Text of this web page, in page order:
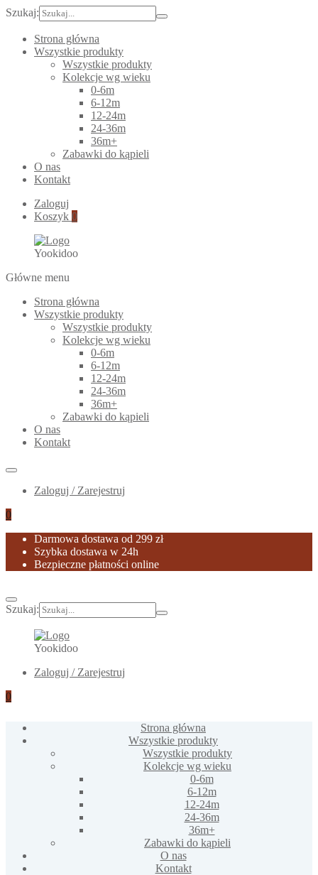
Szukaj:
Strona główna
Wszystkie produkty
Wszystkie produkty
Kolekcje wg wieku
0-6m
6-12m
12-24m
24-36m
36m+
Zabawki do kąpieli
O nas
Kontakt
Zaloguj
Koszyk 0
Yookidoo
Główne menu
Strona główna
Wszystkie produkty
Wszystkie produkty
Kolekcje wg wieku
0-6m
6-12m
12-24m
24-36m
36m+
Zabawki do kąpieli
O nas
Kontakt
Zaloguj / Zarejestruj
0
Darmowa dostawa od 299 zł
Szybka dostawa w 24h
Bezpieczne płatności online
Szukaj:
Yookidoo
Zaloguj / Zarejestruj
0
Strona główna
Wszystkie produkty
Wszystkie produkty
Kolekcje wg wieku
0-6m
6-12m
12-24m
24-36m
36m+
Zabawki do kąpieli
O nas
Kontakt